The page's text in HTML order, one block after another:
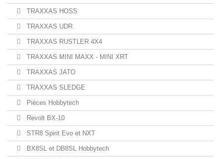
TRAXXAS HOSS
TRAXXAS UDR
TRAXXAS RUSTLER 4X4
TRAXXAS MINI MAXX - MINI XRT
TRAXXAS JATO
TRAXXAS SLEDGE
Pièces Hobbytech
Revolt BX-10
STR8 Spirit Evo et NXT
BX8SL et DB8SL Hobbytech